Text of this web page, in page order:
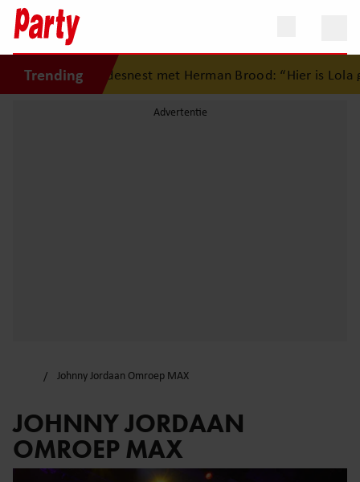
Trending
op eerste liefdesnest met Herman Brood: “Hier is Lola
Johnny Jordaan Omroep MAX
JOHNNY JORDAAN
OMROEP MAX